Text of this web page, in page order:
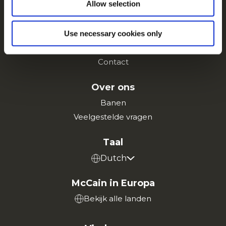
Allow selection
Use necessary cookies only
Recepten
Merken
Inspiratie
Downloads
Contact
Over ons
Banen
Veelgestelde vragen
Taal
Dutch
McCain in Europa
Bekijk alle landen